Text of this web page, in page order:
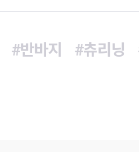
#반바지 #츄리닝